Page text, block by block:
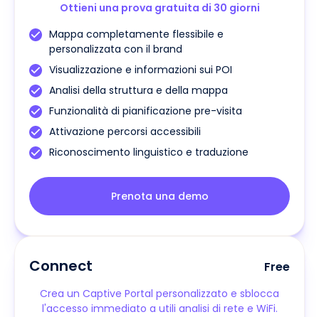
Ottieni una prova gratuita di 30 giorni
Mappa completamente flessibile e
personalizzata con il brand
Visualizzazione e informazioni sui POI
Analisi della struttura e della mappa
Funzionalità di pianificazione pre-visita
Attivazione percorsi accessibili
Riconoscimento linguistico e traduzione
Prenota una demo
Connect Free
Crea un Captive Portal personalizzato e sblocca
l'accesso immediato a utili analisi di rete e WiFi.